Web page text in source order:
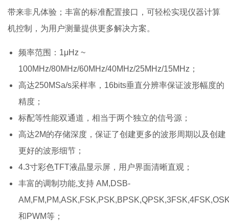
带来非凡体验；丰富的标准配置接口，可轻松实现仪器计算
机控制，为用户测量提供更多解决方案。
频率范围：1μHz ~
100MHz/80MHz/60MHz/40MHz/25MHz/15MHz；
高达250MSa/s采样率，16bits垂直分辨率保证波形幅度的
精度；
标配等性能双通道，相当于两个独立的信号源；
高达2M的存储深度，保证了创建更多的波形周期以及创建
更好的波形细节；
4.3寸彩色TFT液晶显示屏，用户界面清晰直观；
丰富的调制功能,支持 AM,DSB-
和PWM等；